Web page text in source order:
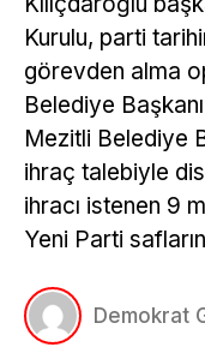
Kurulu, parti
görevden alma
Belediye
Mezitli Belediye
ihraç talebiyle
ihracı istenen 9
Yeni Parti
Demokrat